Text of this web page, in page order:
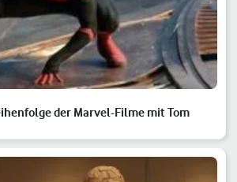
der Marvel-Filme mit Tom